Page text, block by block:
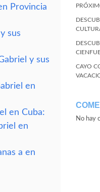
Provincia
sus
y sus
en
en Cuba:
en
a en
CAYO
No hay